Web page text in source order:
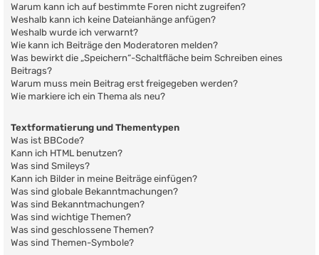
Warum kann ich auf bestimmte Foren nicht zugreifen?
Weshalb kann ich keine Dateianhänge anfügen?
Weshalb wurde ich verwarnt?
Wie kann ich Beiträge den Moderatoren melden?
Was bewirkt die „Speichern“-Schaltfläche beim Schreiben eines
Beitrags?
Warum muss mein Beitrag erst freigegeben werden?
Wie markiere ich ein Thema als neu?
Textformatierung und Thementypen
Was ist BBCode?
Kann ich HTML benutzen?
Was sind Smileys?
Kann ich Bilder in meine Beiträge einfügen?
Was sind globale Bekanntmachungen?
Was sind Bekanntmachungen?
Was sind wichtige Themen?
Was sind geschlossene Themen?
Was sind Themen-Symbole?